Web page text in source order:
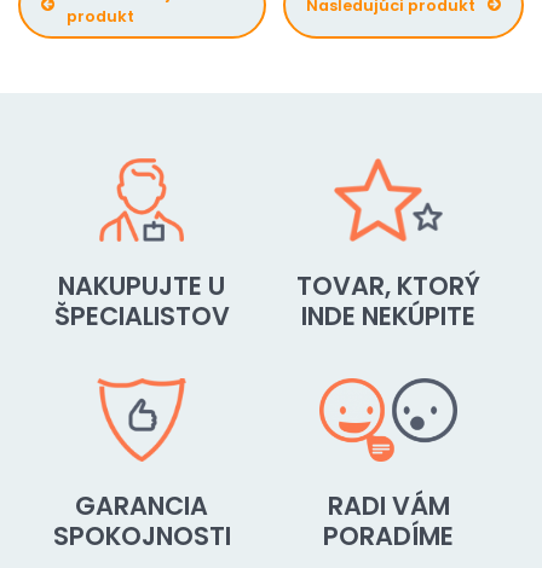
produkt
Nasledujúci produkt
NAKUPUJTE U
ŠPECIALISTOV
TOVAR, KTORÝ
INDE NEKÚPITE
GARANCIA
SPOKOJNOSTI
RADI VÁM
PORADÍME